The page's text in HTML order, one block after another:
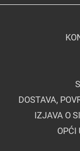
DOSTAVA,
IZJAVA O
OPĆI